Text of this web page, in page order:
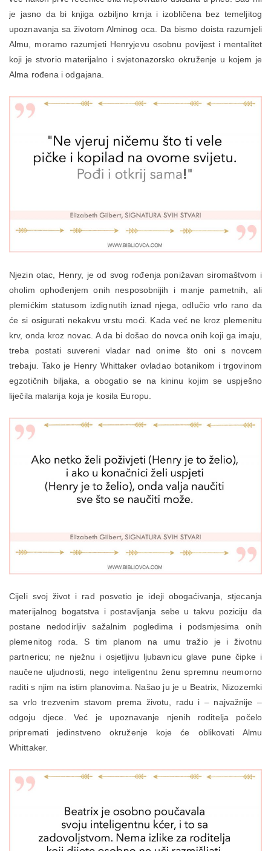
je jasno da bi knjiga ozbiljno krnja i izobličena bez temeljitog
upoznavanja sa životom Alminog oca. Da bismo doista razumjeli
Almu, moramo razumjeti Henryjevu osobnu povijest i mentalitet
koji je stvorio materijalno i svjetonazorsko okruženje u kojem je
Alma rođena i odgajana.
Njezin otac, Henry, je od svog rođenja ponižavan siromaštvom i
oholim ophođenjem onih nesposobnijih i manje pametnih, ali
plemićkim statusom izdignutih iznad njega, odlučio vrlo rano da
će si osigurati nekakvu vrstu moći. Kada već ne kroz plemenitu
krv, onda kroz novac. A da bi došao do novca onih koji ga imaju,
treba postati suvereni vladar nad onime što oni s novcem
trebaju. Tako je Henry Whittaker ovladao botanikom i trgovinom
egzotičnih biljaka, a obogatio se na kininu kojim se uspješno
liječila malarija koja je kosila Europu.
Cijeli svoj život i rad posvetio je ideji obogaćivanja, stjecanja
materijalnog bogatstva i postavljanja sebe u takvu poziciju da
postane nedodirljiv sažalnim pogledima i podsmjesima onih
plemenitog roda. S tim planom na umu tražio je i životnu
partnericu; ne nježnu i osjetljivu ljubavnicu glave pune čipke i
naučene uljudnosti, nego inteligentnu ženu spremnu neumorno
raditi s njim na istim planovima. Našao ju je u Beatrix, Nizozemki
sa vrlo trezvenim stavom prema životu, radu i – najvažnije –
odgoju djece. Već je upoznavanje njenih roditelja počelo
pripremati jedinstveno okruženje koje će oblikovati Almu
Whittaker.